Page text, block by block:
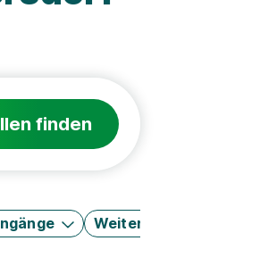
finden
Weitere Filter